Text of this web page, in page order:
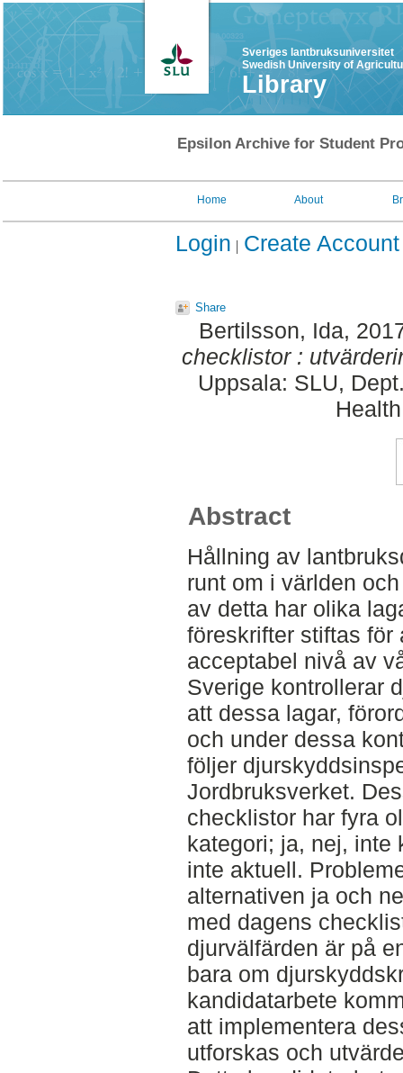
Sveriges lantbruksuniversitet
Swedish University of
Library
Epsilon Archive for Student
Home About
Login Create Account
Share
Bertilsson, Ida,
checklistor :
Uppsala: SLU,
Abstract
Hållning av
runt om i världen
av detta har olika
föreskrifter stiftas för
acceptabel nivå av
Sverige kontrollerar
att dessa lagar,
och under dessa
följer
Jordbruksverket.
checklistor har fyra
kategori; ja, nej, inte
inte aktuell.
alternativen ja och
med dagens
djurvälfärden är på
bara om
kandidatarbete
att implementera
utforskas och